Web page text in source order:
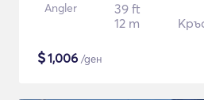
Angler
39 ft
12 m
$1,006 /ден